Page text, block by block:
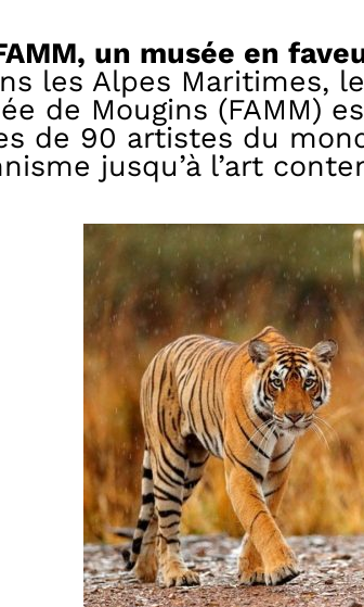
un musée en
les Alpes Maritimes,
de Mougins (FAMM)
de 90 artistes du
jusqu’à l’art